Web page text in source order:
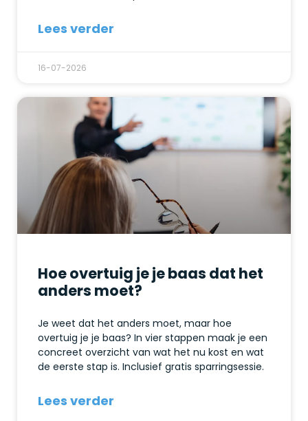
Lees verder
16-07-2026
Hoe overtuig je je baas dat het
anders moet?
Je weet dat het anders moet, maar hoe
overtuig je je baas? In vier stappen maak je een
concreet overzicht van wat het nu kost en wat
de eerste stap is. Inclusief gratis sparringsessie.
Lees verder